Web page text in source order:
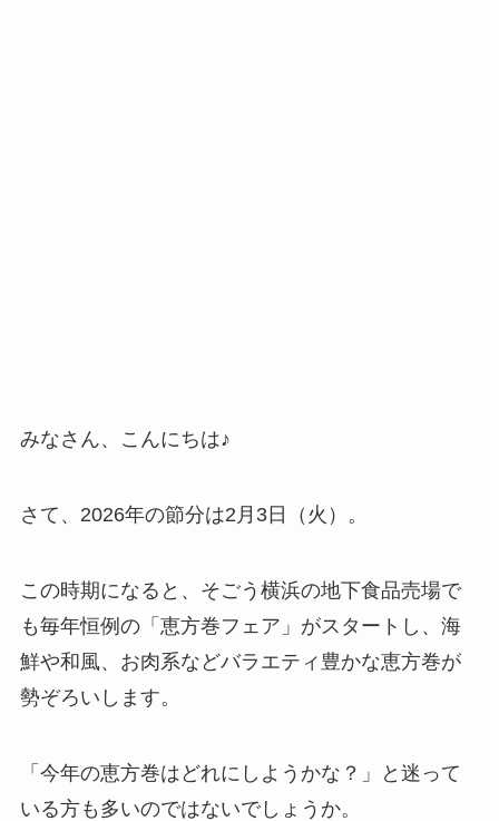
みなさん、こんにちは♪
さて、2026年の節分は2月3日（火）。
この時期になると、そごう横浜の地下食品売場で
も毎年恒例の「恵方巻フェア」がスタートし、海
鮮や和風、お肉系などバラエティ豊かな恵方巻が
勢ぞろいします。
「今年の恵方巻はどれにしようかな？」と迷って
いる方も多いのではないでしょうか。